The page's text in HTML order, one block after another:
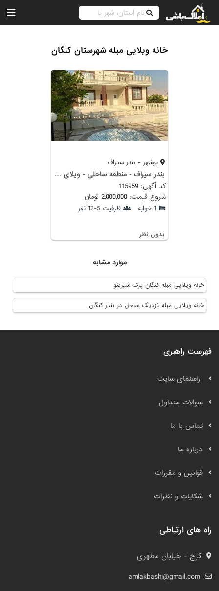
خانه ویلایی مبله شهرستان کنگان
بوشهر - بندر سیراف
بندر سیراف - منطقه ساحلی - ویلای خانگی مبله
کد آگهی: 115959
شروع قیمت: 2,000,000 تومان
1 خوابه ظرفیت 5-12 نفر
بدون نظر
موارد مشابه
خانه ویلایی مبله کنگان پرک شیرینو
خانه ویلایی مبله نزدیک ساحل در بندر کنگان
فهرست راهبری
راهنمای سایت
سوالات متداول
تماس با ما
درباره ما
قوانین و مقررات
شکایات و نظرات
راه های ارتباطی
کرج - خیابان مطهری
amlakbashi@gmail.com